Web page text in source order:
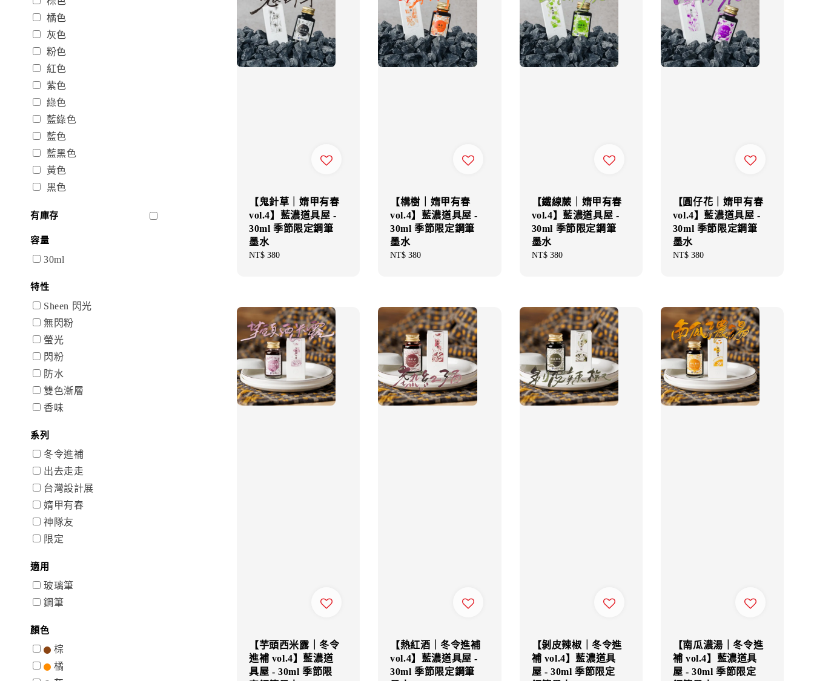
橘色
灰色
粉色
紅色
紫色
綠色
藍綠色
藍色
藍黑色
黃色
黑色
有庫存
容量
30ml
特性
Sheen 閃光
無閃粉
螢光
閃粉
防水
雙色漸層
香味
系列
冬令進補
出去走走
台灣設計展
媠甲有春
神隊友
限定
適用
玻璃筆
鋼筆
顏色
棕
橘
【鬼針草｜媠甲有春
vol.4】藍濃道具屋 -
30ml 季節限定鋼筆
墨水
Regular
NT$ 380
【構樹｜媠甲有春
vol.4】藍濃道具屋 -
30ml 季節限定鋼筆
墨水
Regular
NT$ 380
【鐵線蕨｜媠甲有春
vol.4】藍濃道具屋 -
30ml 季節限定鋼筆
墨水
Regular
NT$ 380
【圓仔花｜媠甲有春
vol.4】藍濃道具屋 -
30ml 季節限定鋼筆
墨水
Regular
NT$ 380
【芋頭西米露｜冬令
進補 vol.4】藍濃道
具屋 - 30ml 季節限
【熱紅酒｜冬令進補
vol.4】藍濃道具屋 -
30ml 季節限定鋼筆
【剝皮辣椒｜冬令進
補 vol.4】藍濃道具
屋 - 30ml 季節限定
【南瓜濃湯｜冬令進
補 vol.4】藍濃道具
屋 - 30ml 季節限定